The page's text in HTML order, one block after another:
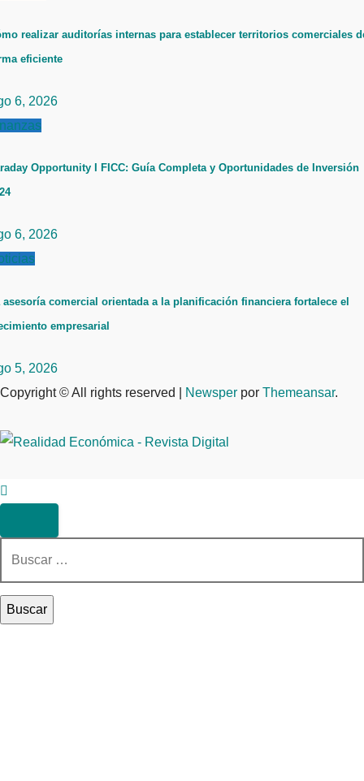
realizar auditorías internas para establecer territorios comerciales
eficiente
6, 2026
Opportunity I FICC: Guía Completa y Oportunidades de Inversión
6, 2026
asesoría comercial orientada a la planificación financiera fortalece el
empresarial
5, 2026
Copyright © All rights reserved
Newsper por Themeansar.